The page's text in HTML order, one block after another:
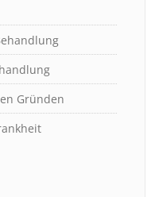
Gründen